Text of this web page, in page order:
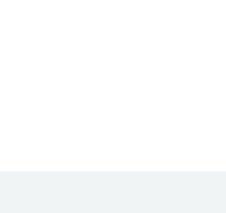
Abendessen bietet. Genieße
Umgebung erkunden möchtest,